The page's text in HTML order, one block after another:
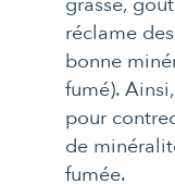
réclame
bonne
fumé).
pour
de
fumée.